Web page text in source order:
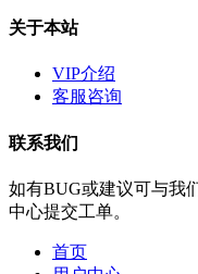
关于本站
VIP介绍
客服咨询
联系我们
如有BUG或建议可与我
中心提交工单。
首页